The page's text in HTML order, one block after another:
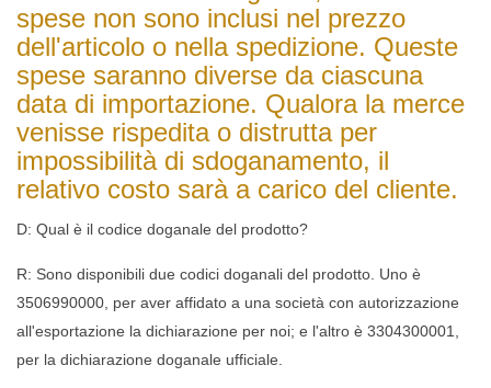
spese non sono inclusi nel prezzo
dell'articolo o nella spedizione. Queste
spese saranno diverse da ciascuna
data di importazione. Qualora la merce
venisse rispedita o distrutta per
impossibilità di sdoganamento, il
relativo costo sarà a carico del cliente.
D: Qual è il codice doganale del prodotto?
R: Sono disponibili due codici doganali del prodotto. Uno è
3506990000, per aver affidato a una società con autorizzazione
all'esportazione la dichiarazione per noi; e l'altro è 3304300001,
per la dichiarazione doganale ufficiale.